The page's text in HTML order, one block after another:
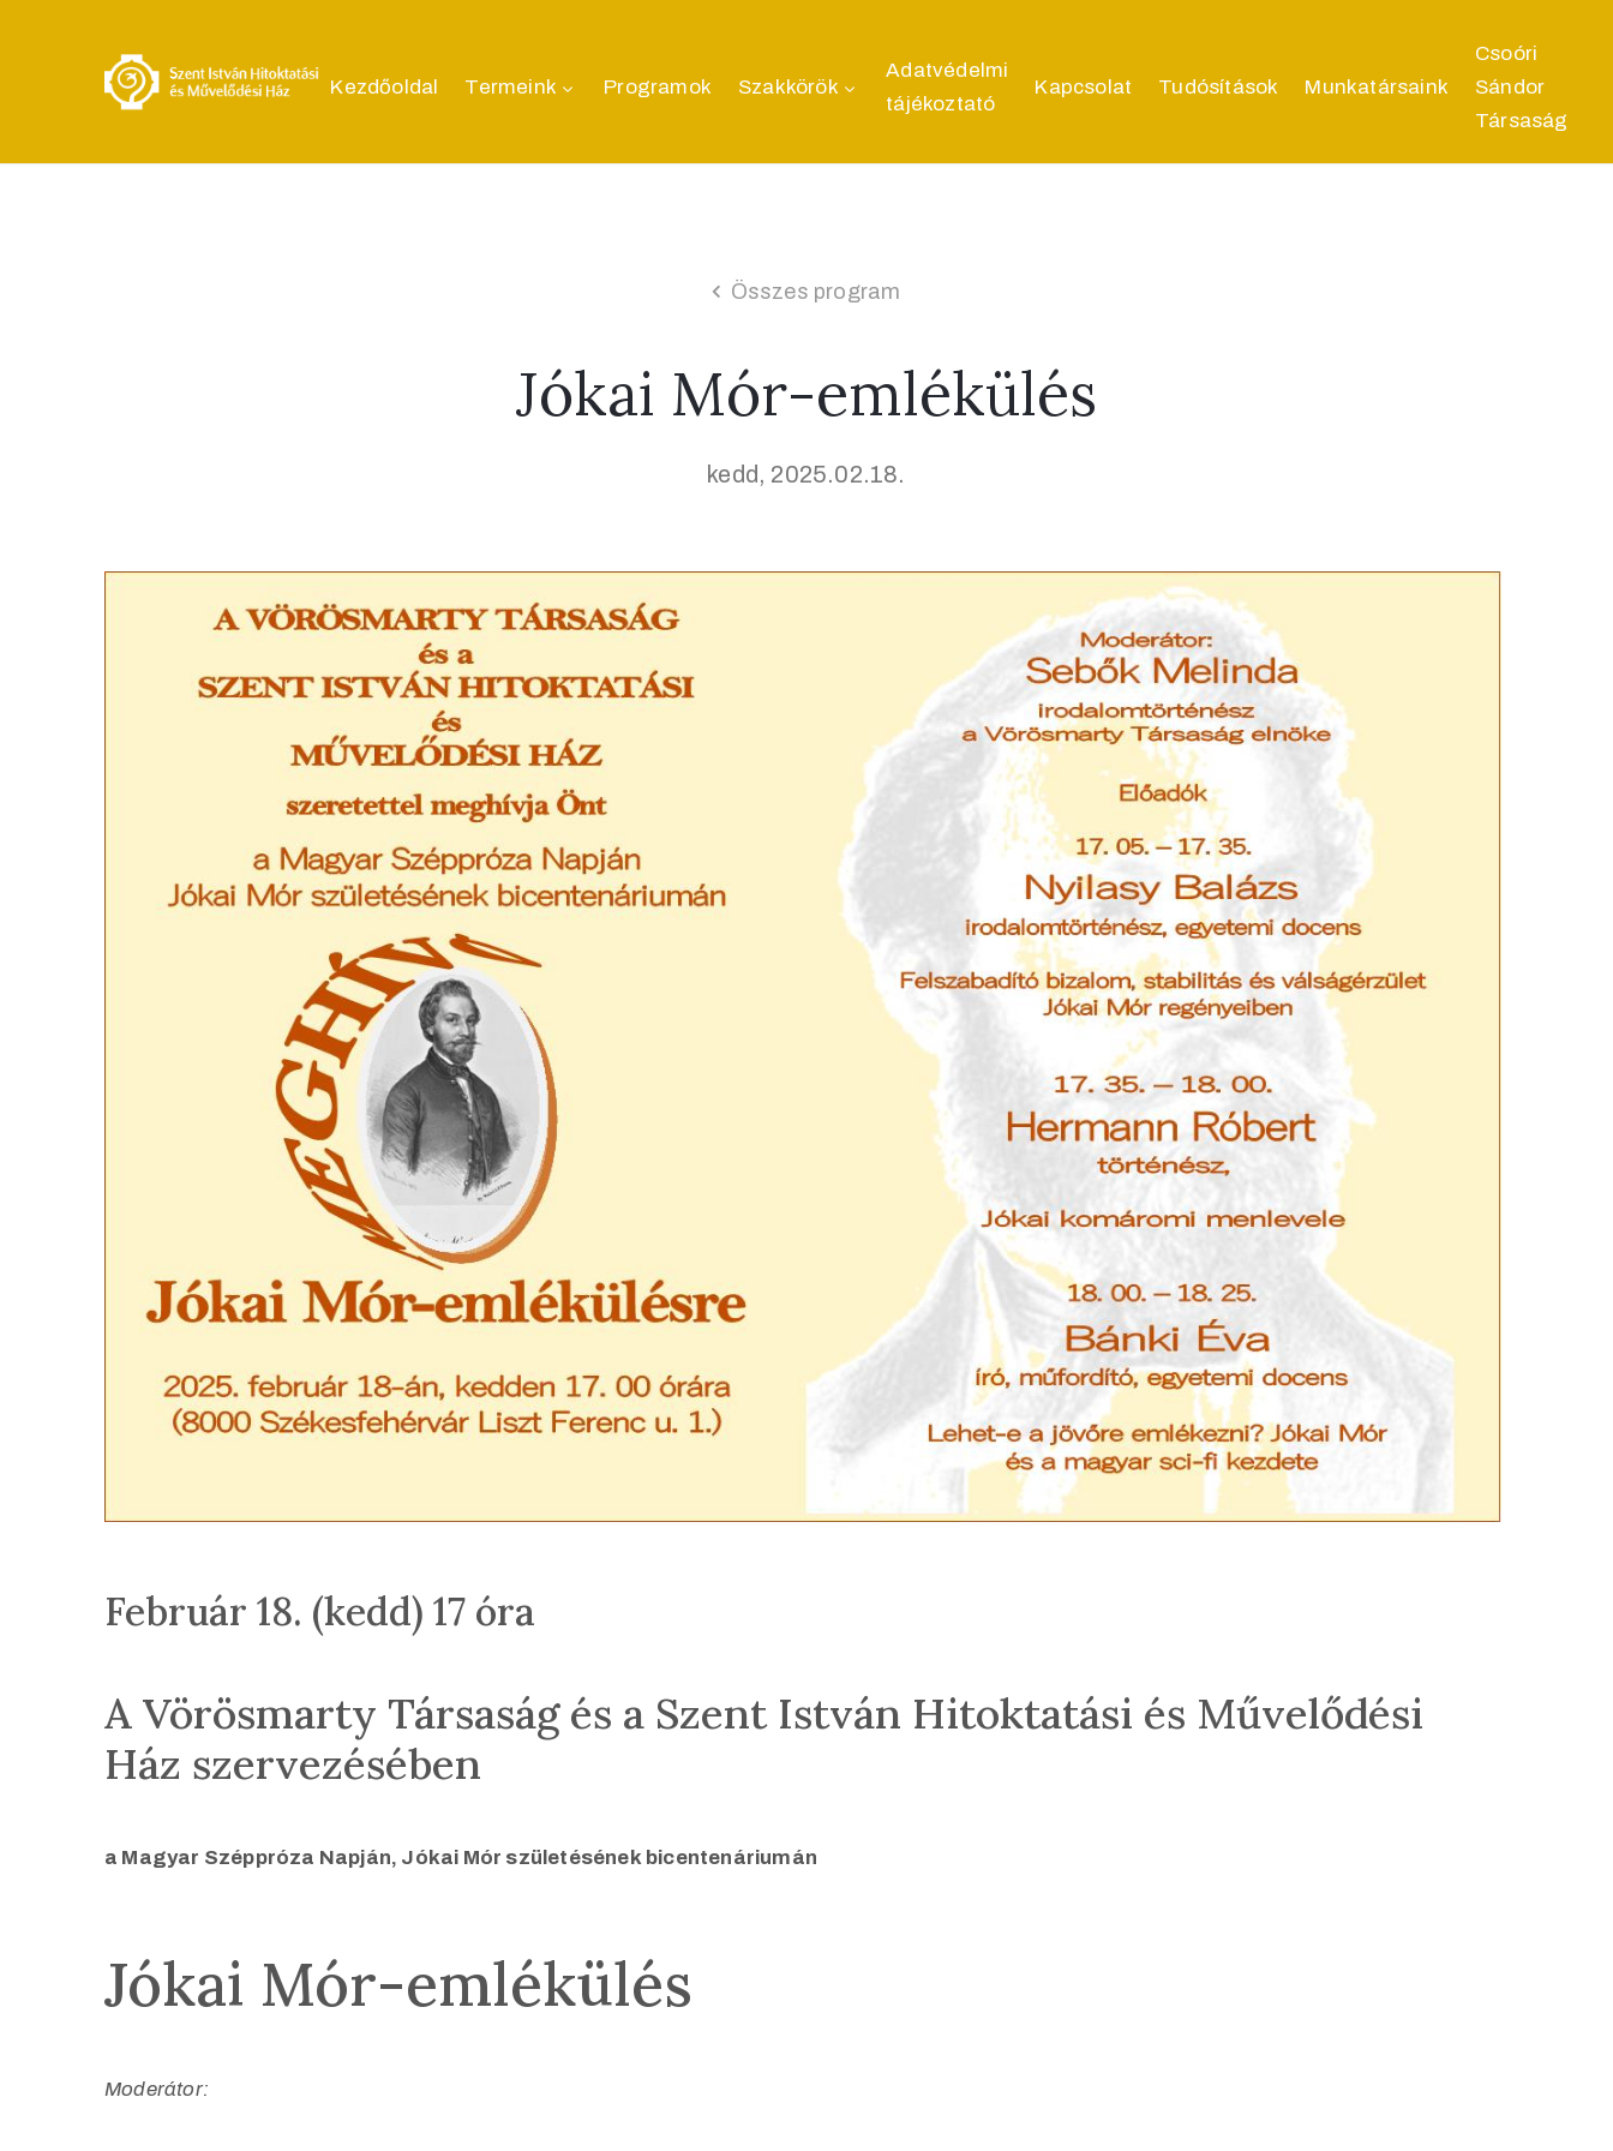
Kezdőoldal Termeink Programok Szakkörök
Adatvédelmi
tájékoztató
Kapcsolat Tudósítások Munkatársaink
Csoóri
Sándor
Társaság
Összes program
Jókai Mór-emlékülés
kedd, 2025.02.18.
Február 18. (kedd) 17 óra
A Vörösmarty Társaság és a Szent István Hitoktatási és Művelődési
Ház szervezésében
a Magyar Széppróza Napján, Jókai Mór születésének bicentenáriumán
Jókai Mór-emlékülés
Moderátor: